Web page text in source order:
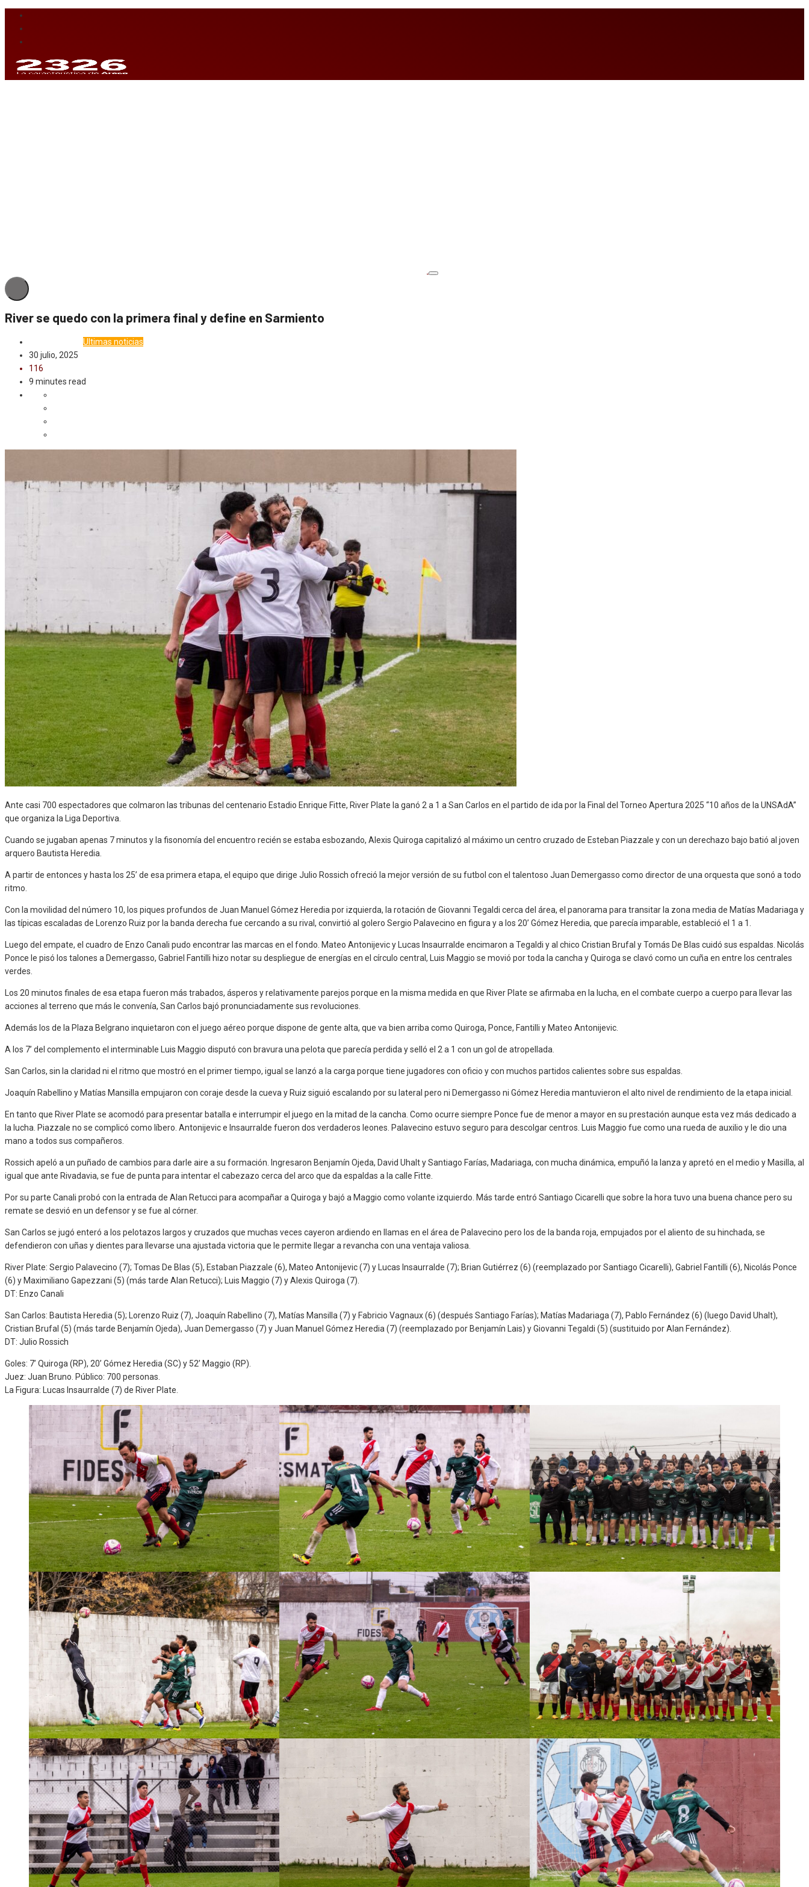
River se quedo con la primera final y define en Sarmiento
Ultimas noticias
30 julio, 2025
116
9 minutes read
Ante casi 700 espectadores que colmaron las tribunas del centenario Estadio Enrique Fitte, River Plate la ganó 2 a 1 a San Carlos en el partido de ida por la Final del Torneo Apertura 2025 “10 años de la UNSAdA”
que organiza la Liga Deportiva.
Cuando se jugaban apenas 7 minutos y la fisonomía del encuentro recién se estaba esbozando, Alexis Quiroga capitalizó al máximo un centro cruzado de Esteban Piazzale y con un derechazo bajo batió al joven
arquero Bautista Heredia.
A partir de entonces y hasta los 25’ de esa primera etapa, el equipo que dirige Julio Rossich ofreció la mejor versión de su futbol con el talentoso Juan Demergasso como director de una orquesta que sonó a todo
ritmo.
Con la movilidad del número 10, los piques profundos de Juan Manuel Gómez Heredia por izquierda, la rotación de Giovanni Tegaldi cerca del área, el panorama para transitar la zona media de Matías Madariaga y
las típicas escaladas de Lorenzo Ruiz por la banda derecha fue cercando a su rival, convirtió al golero Sergio Palavecino en figura y a los 20’ Gómez Heredia, que parecía imparable, estableció el 1 a 1.
Luego del empate, el cuadro de Enzo Canali pudo encontrar las marcas en el fondo. Mateo Antonijevic y Lucas Insaurralde encimaron a Tegaldi y al chico Cristian Brufal y Tomás De Blas cuidó sus espaldas. Nicolás
Ponce le pisó los talones a Demergasso, Gabriel Fantilli hizo notar su despliegue de energías en el círculo central, Luis Maggio se movió por toda la cancha y Quiroga se clavó como un cuña en entre los centrales
verdes.
Los 20 minutos finales de esa etapa fueron más trabados, ásperos y relativamente parejos porque en la misma medida en que River Plate se afirmaba en la lucha, en el combate cuerpo a cuerpo para llevar las
acciones al terreno que más le convenía, San Carlos bajó pronunciadamente sus revoluciones.
Además los de la Plaza Belgrano inquietaron con el juego aéreo porque dispone de gente alta, que va bien arriba como Quiroga, Ponce, Fantilli y Mateo Antonijevic.
A los 7’ del complemento el interminable Luis Maggio disputó con bravura una pelota que parecía perdida y selló el 2 a 1 con un gol de atropellada.
San Carlos, sin la claridad ni el ritmo que mostró en el primer tiempo, igual se lanzó a la carga porque tiene jugadores con oficio y con muchos partidos calientes sobre sus espaldas.
Joaquín Rabellino y Matías Mansilla empujaron con coraje desde la cueva y Ruiz siguió escalando por su lateral pero ni Demergasso ni Gómez Heredia mantuvieron el alto nivel de rendimiento de la etapa inicial.
En tanto que River Plate se acomodó para presentar batalla e interrumpir el juego en la mitad de la cancha. Como ocurre siempre Ponce fue de menor a mayor en su prestación aunque esta vez más dedicado a
la lucha. Piazzale no se complicó como líbero. Antonijevic e Insaurralde fueron dos verdaderos leones. Palavecino estuvo seguro para descolgar centros. Luis Maggio fue como una rueda de auxilio y le dio una
mano a todos sus compañeros.
Rossich apeló a un puñado de cambios para darle aire a su formación. Ingresaron Benjamín Ojeda, David Uhalt y Santiago Farías, Madariaga, con mucha dinámica, empuñó la lanza y apretó en el medio y Masilla, al
igual que ante Rivadavia, se fue de punta para intentar el cabezazo cerca del arco que da espaldas a la calle Fitte.
Por su parte Canali probó con la entrada de Alan Retucci para acompañar a Quiroga y bajó a Maggio como volante izquierdo. Más tarde entró Santiago Cicarelli que sobre la hora tuvo una buena chance pero su
remate se desvió en un defensor y se fue al córner.
San Carlos se jugó enteró a los pelotazos largos y cruzados que muchas veces cayeron ardiendo en llamas en el área de Palavecino pero los de la banda roja, empujados por el aliento de su hinchada, se
defendieron con uñas y dientes para llevarse una ajustada victoria que le permite llegar a revancha con una ventaja valiosa.
River Plate: Sergio Palavecino (7); Tomas De Blas (5), Estaban Piazzale (6), Mateo Antonijevic (7) y Lucas Insaurralde (7); Brian Gutiérrez (6) (reemplazado por Santiago Cicarelli), Gabriel Fantilli (6), Nicolás Ponce
(6) y Maximiliano Gapezzani (5) (más tarde Alan Retucci); Luis Maggio (7) y Alexis Quiroga (7).
DT: Enzo Canali
San Carlos: Bautista Heredia (5); Lorenzo Ruiz (7), Joaquín Rabellino (7), Matías Mansilla (7) y Fabricio Vagnaux (6) (después Santiago Farías); Matías Madariaga (7), Pablo Fernández (6) (luego David Uhalt),
Cristian Brufal (5) (más tarde Benjamín Ojeda), Juan Demergasso (7) y Juan Manuel Gómez Heredia (7) (reemplazado por Benjamín Lais) y Giovanni Tegaldi (5) (sustituido por Alan Fernández).
DT: Julio Rossich
Goles: 7’ Quiroga (RP), 20’ Gómez Heredia (SC) y 52’ Maggio (RP).
Juez: Juan Bruno. Público: 700 personas.
La Figura: Lucas Insaurralde (7) de River Plate.